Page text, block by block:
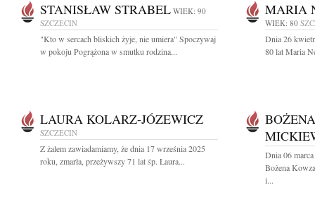
STANISŁAW STRABEL WIEK: 90
SZCZECIN
"Kto w sercach bliskich żyje, nie umiera" Spoczywaj
w pokoju Pogrążona w smutku rodzina...
MARIA
WIEK: 80
Dnia 26
80 lat Maria
LAURA KOLARZ-JÓZEWICZ
SZCZECIN
Z żalem zawiadamiamy, że dnia 17 września 2025
roku, zmarła, przeżywszy 71 lat śp. Laura...
Dnia 06
Bożena
i...